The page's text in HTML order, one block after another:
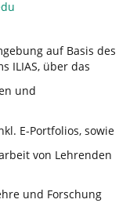
auf Basis des
ILIAS, über das
und
E-Portfolios, sowie
von Lehrenden
und Forschung